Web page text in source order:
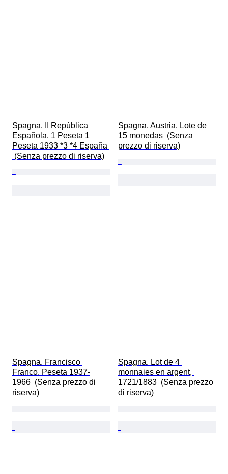
Spagna. II República
Española. 1 Peseta 1
Peseta 1933 *3 *4 España
(Senza prezzo di riserva)
Spagna, Austria. Lote de
15 monedas  (Senza
prezzo di riserva)
Spagna. Francisco
Franco. Peseta 1937-
1966  (Senza prezzo di
riserva)
Spagna. Lot de 4
monnaies en argent,
1721/1883  (Senza prezzo
di riserva)